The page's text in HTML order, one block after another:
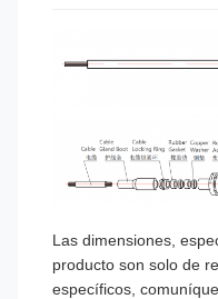
Las dimensiones,
producto son solo de
específicos,